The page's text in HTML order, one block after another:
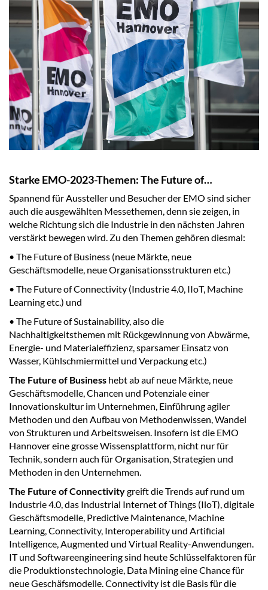
Starke EMO-2023-Themen: The Future of…
Spannend für Aussteller und Besucher der EMO sind sicher
auch die ausgewählten Messethemen, denn sie zeigen, in
welche Richtung sich die Industrie in den nächsten Jahren
verstärkt bewegen wird. Zu den Themen gehören diesmal:
• The Future of Business (neue Märkte, neue
Geschäftsmodelle, neue Organisationsstrukturen etc.)
• The Future of Connectivity (Industrie 4.0, IIoT, Machine
Learning etc.) und
• The Future of Sustainability, also die
Nachhaltigkeitsthemen mit Rückgewinnung von Abwärme,
Energie- und Materialeffizienz, sparsamer Einsatz von
Wasser, Kühlschmiermittel und Verpackung etc.)
The Future of Business hebt ab auf neue Märkte, neue
Geschäftsmodelle, Chancen und Potenziale einer
Innovationskultur im Unternehmen, Einführung agiler
Methoden und den Aufbau von Methodenwissen, Wandel
von Strukturen und Arbeitsweisen. Insofern ist die EMO
Hannover eine grosse Wissensplattform, nicht nur für
Technik, sondern auch für Organisation, Strategien und
Methoden in den Unternehmen.
The Future of Connectivitygreift die Trends auf rund um
Industrie 4.0, das Industrial Internet of Things (IloT), digitale
Geschäftsmodelle, Predictive Maintenance, Machine
Learning, Connectivity, Interoperability und Artificial
Intelligence, Augmented und Virtual Reality-Anwendungen.
IT und Softwareengineering sind heute Schlüsselfaktoren für
die Produktionstechnologie, Data Mining eine Chance für
neue Geschäfsmodelle. Connectivity ist die Basis für die